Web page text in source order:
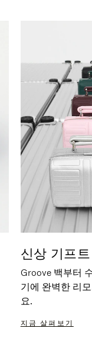
신상 기프
Groove 백부터
기에 완벽한 리
요.
지금 살펴보기